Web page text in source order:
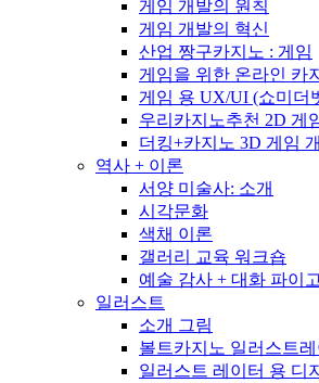
게임 개발의 원칙
게임 개발의 혁신
산업 짱구카지노 : 게임
게임을 위한 온라인 카
게임 용 UX/UI (쇼미더
우리카지노추천 2D 게
더킹+카지노 3D 게임
역사 + 이론
서양 미술사: 소개
시각문화
색채 이론
갤러리 교육 워크숍
예술 감사 + 대화 파이
일러스트
소개 그림
볼트카지노 일러스트레
일러스트 레이터 용 디